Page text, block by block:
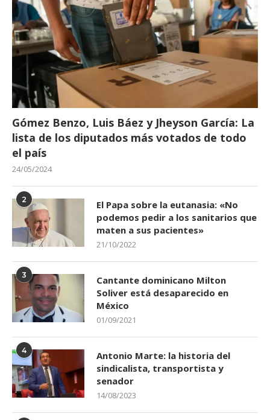
Gómez Benzo, Luis Báez y Jheyson García: La
lista de los diputados más votados de todo
el país
24/05/2024
2
El Papa sobre la eutanasia: «No
podemos pedir a los sanitarios que
maten a sus pacientes»
21/10/2022
3
Cantante dominicano Milton
Soliver está desaparecido en
México
01/09/2021
4
Antonio Marte: la historia del
sindicalista, transportista y
senador
14/08/2023